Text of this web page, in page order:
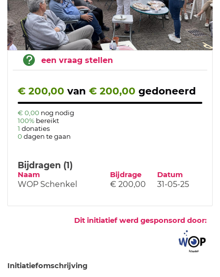
een vraag stellen
€ 200,00 van € 200,00 gedoneerd
€ 0,00 nog nodig
100% bereikt
1 donaties
0 dagen te gaan
Bijdragen (1)
Naam Bijdrage Datum
WOP Schenkel € 200,00 31-05-25
Dit initiatief werd gesponsord door:
Initiatiefomschrijving